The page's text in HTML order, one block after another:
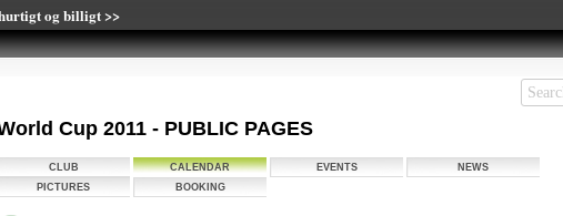
og billigt >>
Cup 2011 - PUBLIC PAGES
CLUB CALENDAR EVENTS
NEWS
PICTURES
BOOKING